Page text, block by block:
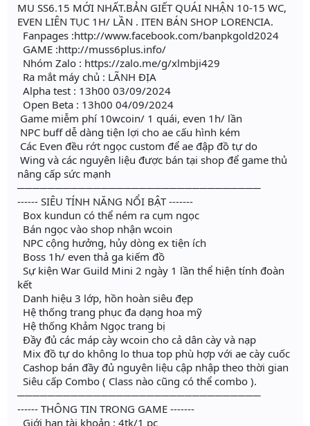
MU SS6.15 MỚI NHẤT.BẢN GIẾT QUÁI NHẬN 10-15 WC,
EVEN LIÊN TỤC 1H/ LẦN . ITEN BÁN SHOP LORENCIA.
Fanpages :http://www.facebook.com/banpkgold2024
GAME :http://muss6plus.info/
Nhóm Zalo : https://zalo.me/g/xlmbji429
Ra mắt máy chủ : LÃNH ĐỊA
Alpha test : 13h00 03/09/2024
Open Beta : 13h00 04/09/2024
Game miễm phí 10wcoin/ 1 quái, even 1h/ lần
NPC buff dễ dàng tiện lợi cho ae cấu hình kém
Các Even đều rớt ngọc custom để ae đập đồ tự do
Wing và các nguyên liệu được bán tại shop để game thủ
nâng cấp sức mạnh
────────────────────────────────
------ SIÊU TÍNH NĂNG NỔI BẬT -------
Box kundun có thể ném ra cụm ngọc
Bán ngọc vào shop nhận wcoin
NPC cộng hưởng, hủy dòng ex tiện ích
Boss 1h/ even thả ga kiếm đồ
Sự kiện War Guild Mini 2 ngày 1 lần thể hiện tính đoàn
kết
Danh hiệu 3 lớp, hồn hoàn siêu đẹp
Hệ thống trang phục đa dạng hoa mỹ
Hệ thống Khảm Ngọc trang bị
Đầy đủ các máp cày wcoin cho cả dân cày và nạp
Mix đồ tự do không lo thua top phù hợp với ae cày cuốc
Cashop bán đầy đủ nguyên liệu cập nhập theo thời gian
Siêu cấp Combo ( Class nào cũng có thể combo ).
────────────────────────────────
------ THÔNG TIN TRONG GAME -------
Giới hạn tài khoản : 4tk/1 pc